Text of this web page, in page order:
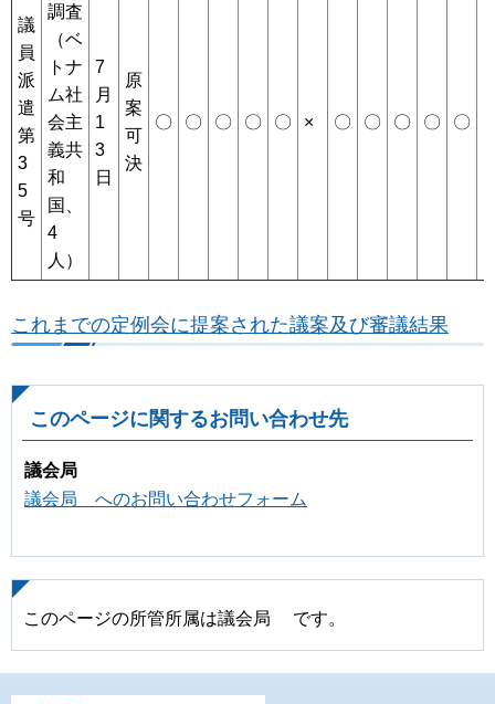
議
員
派
遣
第
3
5
号
調査
（ベ
トナ
ム社
会主
義共
和
国、
4
人）
7
月
1
3
日
原
案
可
決
〇 〇 〇 〇 〇 × 〇 〇 〇 〇 〇
これまでの定例会に提案された議案及び審議結果
このページに関するお問い合わせ先
議会局
議会局 へのお問い合わせフォーム
このページの所管所属は議会局 です。